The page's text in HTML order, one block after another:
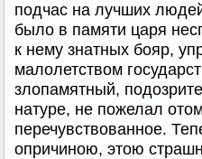
подчас на лучших
было в памяти царя
к нему знатных бояр,
малолетством
злопамятный,
натуре, не пожелал
перечувствованное.
опричиною, этою